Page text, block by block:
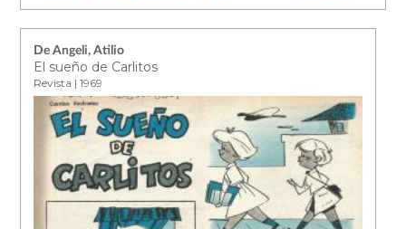
De Angeli, Atilio
El sueño de Carlitos
Revista | 1969